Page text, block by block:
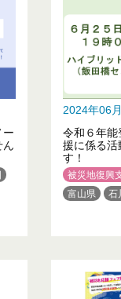
ー
ん
2024年06
令和６年
援に係る活
す！
被災地復興
富山県
石